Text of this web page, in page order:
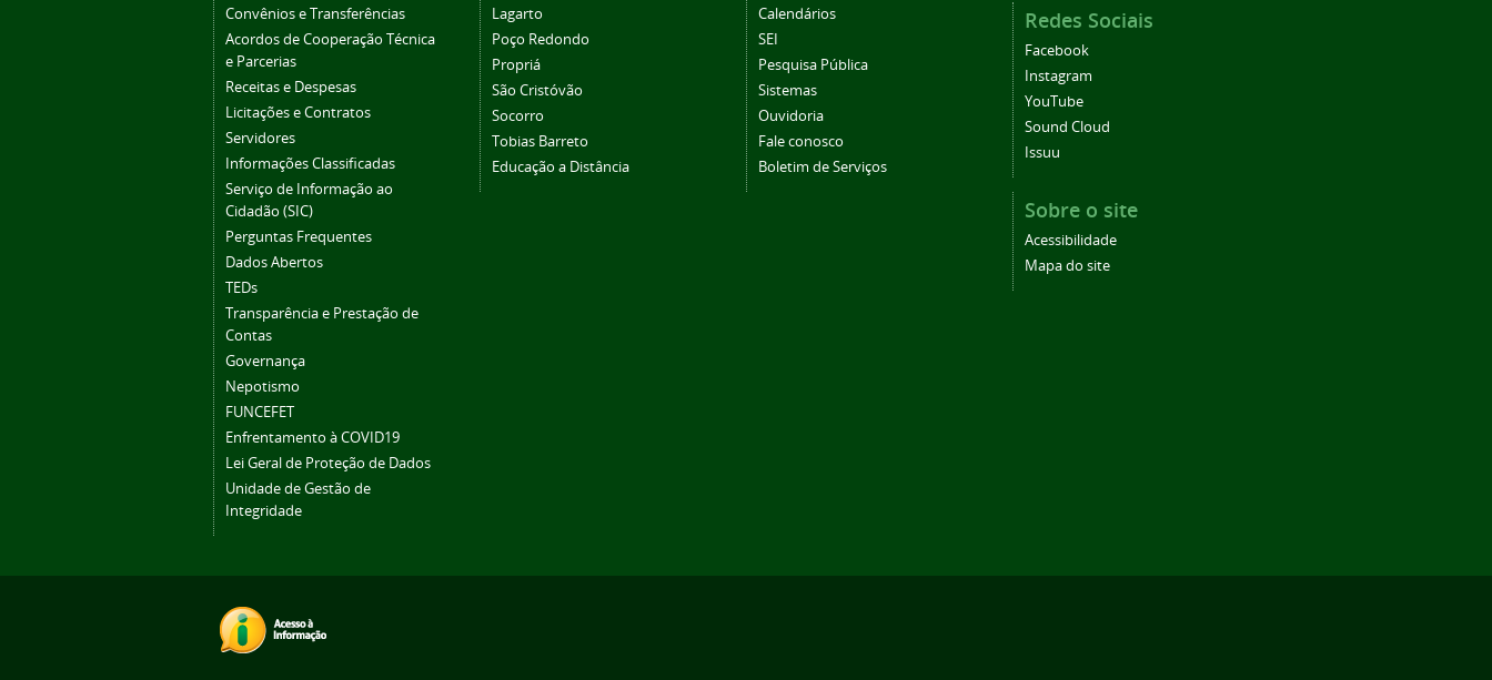
Convênios e Transferências
Acordos de Cooperação Técnica
e Parcerias
Receitas e Despesas
Licitações e Contratos
Servidores
Informações Classificadas
Serviço de Informação ao
Cidadão (SIC)
Perguntas Frequentes
Dados Abertos
TEDs
Transparência e Prestação de
Contas
Governança
Nepotismo
FUNCEFET
Enfrentamento à COVID19
Lei Geral de Proteção de Dados
Unidade de Gestão de
Integridade
Lagarto
Poço Redondo
Propriá
São Cristóvão
Socorro
Tobias Barreto
Educação a Distância
Calendários
SEI
Pesquisa Pública
Sistemas
Ouvidoria
Fale conosco
Boletim de Serviços
Redes Sociais
Facebook
Instagram
YouTube
Sound Cloud
Issuu
Sobre o site
Acessibilidade
Mapa do site